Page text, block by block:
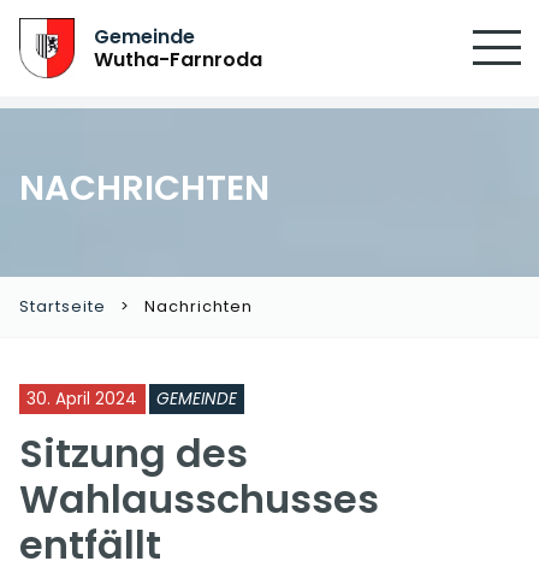
Gemeinde
Wutha-Farnroda
NACHRICHTEN
Startseite Nachrichten
30. April 2024 GEMEINDE
Sitzung des
Wahlausschusses
entfällt